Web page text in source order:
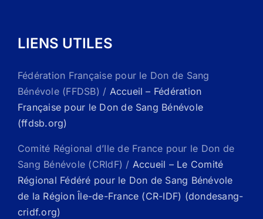
LIENS UTILES
Fédération Française pour le Don de Sang
Bénévole (FFDSB) / Accueil – Fédération
Française pour le Don de Sang Bénévole
(ffdsb.org)
Comité Régional d’Ile de France pour le Don de
Sang Bénévole (CRIdF) / Accueil – Le Comité
Régional Fédéré pour le Don de Sang Bénévole
de la Région Île-de-France (CR-IDF) (dondesang-
cridf.org)